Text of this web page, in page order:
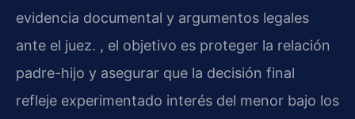
evidencia documental y argumentos legales
ante el juez. , el objetivo es proteger la relación
padre-hijo y asegurar que la decisión final
refleje experimentado interés del menor bajo los